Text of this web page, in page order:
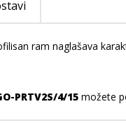
ram naglašava
PRTV2S/4/15 možete